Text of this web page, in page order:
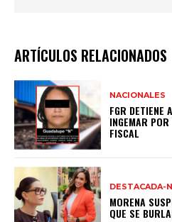
ARTÍCULOS RELACIONADOS
NACIONALES
FGR DETIENE
INGEMAR
FISCAL
DESTACADA-
MORENA
QUE SE